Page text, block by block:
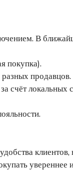
В
покупка).
продавцов.
счёт локальных
клиентов,